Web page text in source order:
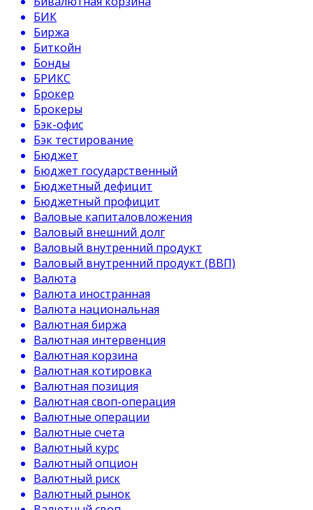
БИК
Биржа
Биткойн
Бонды
БРИКС
Брокер
Брокеры
Бэк-офис
Бэк тестирование
Бюджет
Бюджет государственный
Бюджетный дефицит
Бюджетный профицит
Валовые капиталовложения
Валовый внешний долг
Валовый внутренний продукт
Валовый внутренний продукт (ВВП)
Валюта
Валюта иностранная
Валюта национальная
Валютная биржа
Валютная интервенция
Валютная корзина
Валютная котировка
Валютная позиция
Валютная своп-операция
Валютные операции
Валютные счета
Валютный курс
Валютный опцион
Валютный риск
Валютный рынок